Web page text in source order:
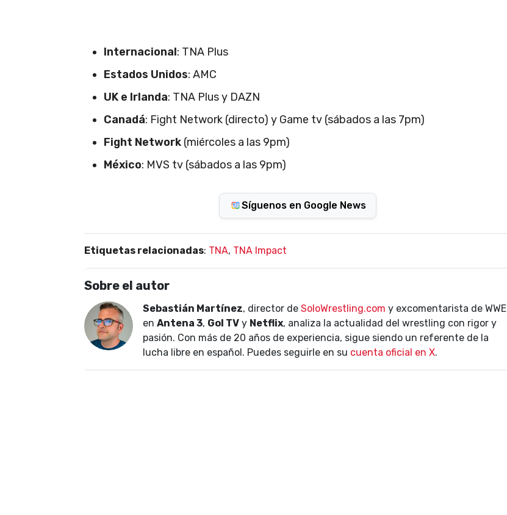
Internacional: TNA Plus
Estados Unidos: AMC
UK e Irlanda: TNA Plus y DAZN
Canadá: Fight Network (directo) y Game tv (sábados a las 7pm)
Fight Network (miércoles a las 9pm)
México: MVS tv (sábados a las 9pm)
Síguenos en Google News
Etiquetas relacionadas: TNA, TNA Impact
Sobre el autor
Sebastián Martínez, director de SoloWrestling.com y excomentarista de WWE
en Antena 3, Gol TV y Netflix, analiza la actualidad del wrestling con rigor y
pasión. Con más de 20 años de experiencia, sigue siendo un referente de la
lucha libre en español. Puedes seguirle en su cuenta oficial en X.